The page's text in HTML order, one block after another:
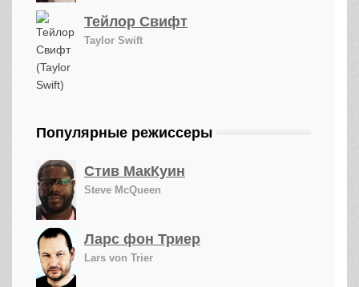
Тейлор Свифт
Taylor Swift
Популярные режиссеры
Стив МакКуин
Steve McQueen
Ларс фон Триер
Lars von Trier